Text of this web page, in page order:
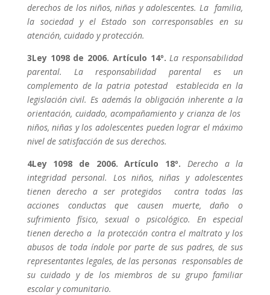
derechos de los niños, niñas y adolescentes. La familia,
la sociedad y el Estado son corresponsables en su
atención, cuidado y protección.
3Ley 1098 de 2006. Artículo 14º.La responsabilidad
parental. La responsabilidad parental es un
complemento de la patria potestad establecida en la
legislación civil. Es además la obligación inherente a la
orientación, cuidado, acompañamiento y crianza de los
niños, niñas y los adolescentes pueden lograr el máximo
nivel de satisfacción de sus derechos.
4Ley 1098 de 2006. Artículo 18º. Derecho a la
integridad personal. Los niños, niñas y adolescentes
tienen derecho a ser protegidos contra todas las
acciones conductas que causen muerte, daño o
sufrimiento físico, sexual o psicológico. En especial
tienen derecho a la protección contra el maltrato y los
abusos de toda índole por parte de sus padres, de sus
representantes legales, de las personas responsables de
su cuidado y de los miembros de su grupo familiar
escolar y comunitario.